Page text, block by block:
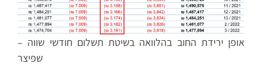
אופן ירידת החוב בהלוואה בשיטת תשלום חודשי שווה –
שפיצר